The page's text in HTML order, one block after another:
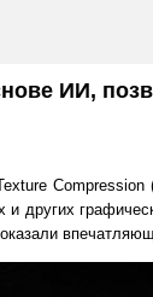
ИИ,
и других